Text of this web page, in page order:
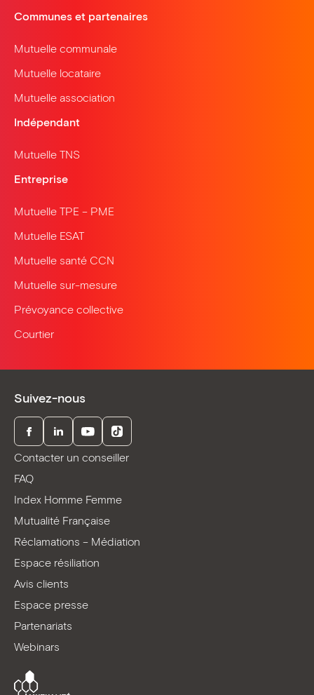
Communes et partenaires
Mutuelle communale
Mutuelle locataire
Mutuelle association
Indépendant
Mutuelle TNS
Entreprise
Mutuelle TPE – PME
Mutuelle ESAT
Mutuelle santé CCN
Mutuelle sur-mesure
Prévoyance collective
Courtier
Suivez-nous
FacebookLinkedInYoutubeTikTok
Contacter un conseiller
FAQ
Index Homme Femme
Mutualité Française
Réclamations – Médiation
Espace résiliation
Avis clients
Espace presse
Partenariats
Webinars